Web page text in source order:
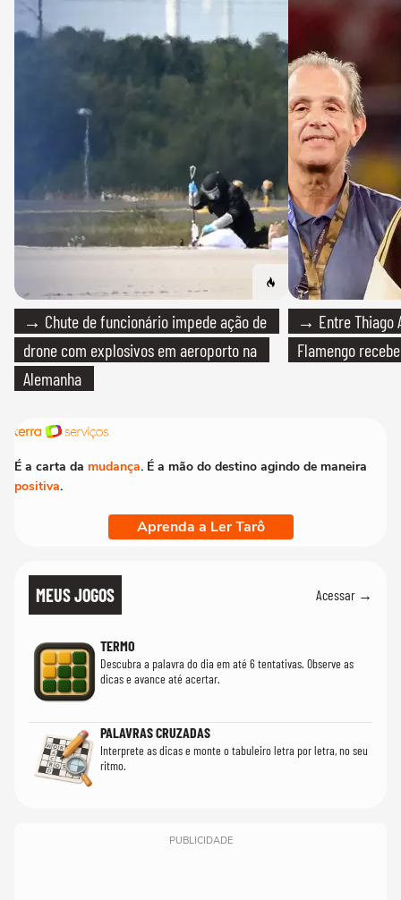
→ Chute de funcionário impede ação de
drone com explosivos em aeroporto na
Alemanha
→ Entre Thiago
Flamengo
É a carta da mudança. É a mão do destino agindo de maneira
positiva.
Aprenda a Ler Tarô
MEUS JOGOS Acessar →
TERMO
Descubra a palavra do dia em até 6 tentativas. Observe as
dicas e avance até acertar.
PALAVRAS CRUZADAS
Interprete as dicas e monte o tabuleiro letra por letra, no seu
ritmo.
PUBLICIDADE